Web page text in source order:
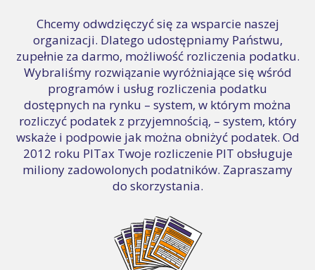
Chcemy odwdzięczyć się za wsparcie naszej
organizacji. Dlatego udostępniamy Państwu,
zupełnie za darmo, możliwość rozliczenia podatku.
Wybraliśmy rozwiązanie wyróżniające się wśród
programów i usług rozliczenia podatku
dostępnych na rynku – system, w którym można
rozliczyć podatek z przyjemnością, – system, który
wskaże i podpowie jak można obniżyć podatek. Od
2012 roku PITax Twoje rozliczenie PIT obsługuje
miliony zadowolonych podatników. Zapraszamy
do skorzystania.